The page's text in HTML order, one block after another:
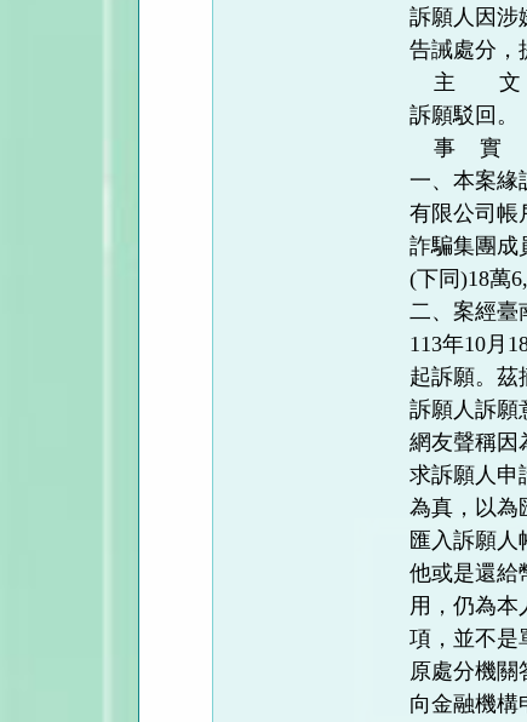
訴願人因涉
告誡處分，
主 文
訴願駁回。
事 實
一、本案緣
有限公司帳
詐騙集團成
(下同)18萬
二、案經臺
113年10月
起訴願。茲
訴願人訴願
網友聲稱因
求訴願人申
為真，以為
匯入訴願
他或是還給
用，仍為本
項，並不是
原處分機關
向金融機構